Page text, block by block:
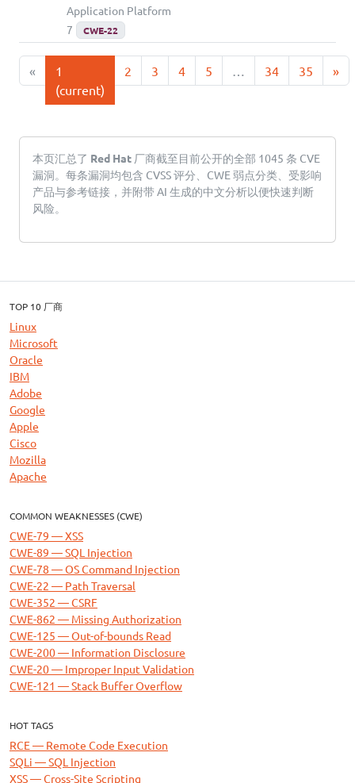
Application Platform
7
CWE-22
«
1
(current)
2 3 4 5 … 34 35 »
本页汇总了 Red Hat 厂商截至目前公开的全部 1045 条 CVE
漏洞。每条漏洞均包含 CVSS 评分、CWE 弱点分类、受影响
产品与参考链接，并附带 AI 生成的中文分析以便快速判断
风险。
TOP 10 厂商
Linux
Microsoft
Oracle
IBM
Adobe
Google
Apple
Cisco
Mozilla
Apache
COMMON WEAKNESSES (CWE)
CWE-79 — XSS
CWE-89 — SQL Injection
CWE-78 — OS Command Injection
CWE-22 — Path Traversal
CWE-352 — CSRF
CWE-862 — Missing Authorization
CWE-125 — Out-of-bounds Read
CWE-200 — Information Disclosure
CWE-20 — Improper Input Validation
CWE-121 — Stack Buffer Overflow
HOT TAGS
RCE — Remote Code Execution
SQLi — SQL Injection
XSS — Cross-Site Scripting